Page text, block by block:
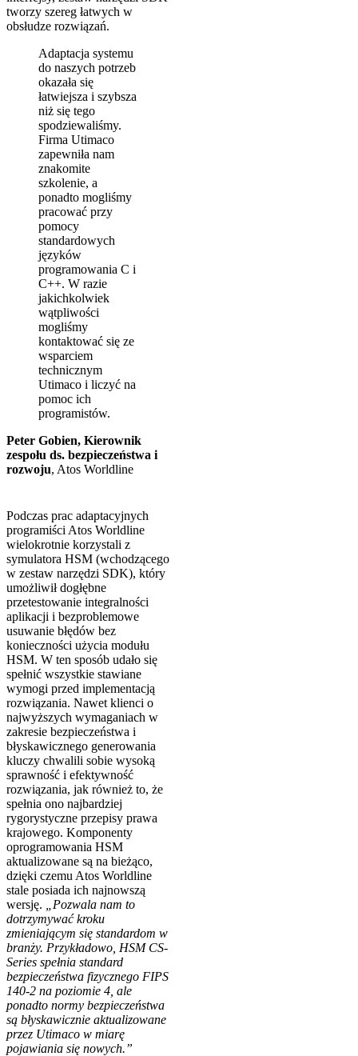
tworzy szereg łatwych w
obsłudze rozwiązań.
Adaptacja systemu
do naszych potrzeb
okazała się
łatwiejsza i szybsza
niż się tego
spodziewaliśmy.
Firma Utimaco
zapewniła nam
znakomite
szkolenie, a
ponadto mogliśmy
pracować przy
pomocy
standardowych
języków
programowania C i
C++. W razie
jakichkolwiek
wątpliwości
mogliśmy
kontaktować się ze
wsparciem
technicznym
Utimaco i liczyć na
pomoc ich
programistów.
Peter Gobien, Kierownik
zespołu ds. bezpieczeństwa i
rozwoju, Atos Worldline
Podczas prac adaptacyjnych
programiści Atos Worldline
wielokrotnie korzystali z
symulatora HSM (wchodzącego
w zestaw narzędzi SDK), który
umożliwił dogłębne
przetestowanie integralności
aplikacji i bezproblemowe
usuwanie błędów bez
konieczności użycia modułu
HSM. W ten sposób udało się
spełnić wszystkie stawiane
wymogi przed implementacją
rozwiązania. Nawet klienci o
najwyższych wymaganiach w
zakresie bezpieczeństwa i
błyskawicznego generowania
kluczy chwalili sobie wysoką
sprawność i efektywność
rozwiązania, jak również to, że
spełnia ono najbardziej
rygorystyczne przepisy prawa
krajowego. Komponenty
oprogramowania HSM
aktualizowane są na bieżąco,
dzięki czemu Atos Worldline
stale posiada ich najnowszą
wersję.
„Pozwala nam to
dotrzymywać kroku
zmieniającym się standardom w
branży. Przykładowo, HSM CS-
Series spełnia standard
bezpieczeństwa fizycznego FIPS
140-2 na poziomie 4, ale
ponadto normy bezpieczeństwa
są błyskawicznie aktualizowane
przez Utimaco w miarę
pojawiania się nowych.”